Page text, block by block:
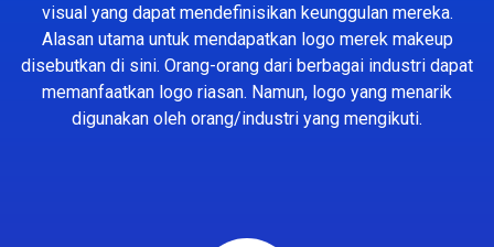
visual yang dapat mendefinisikan keunggulan mereka.
Alasan utama untuk mendapatkan logo merek makeup
disebutkan di sini. Orang-orang dari berbagai industri dapat
memanfaatkan logo riasan. Namun, logo yang menarik
digunakan oleh orang/industri yang mengikuti.